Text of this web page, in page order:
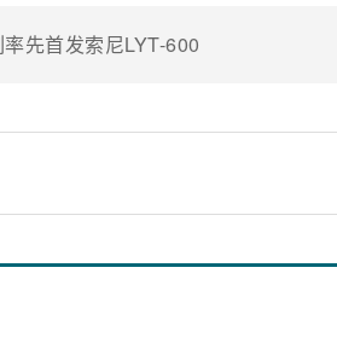
先首发索尼LYT-600